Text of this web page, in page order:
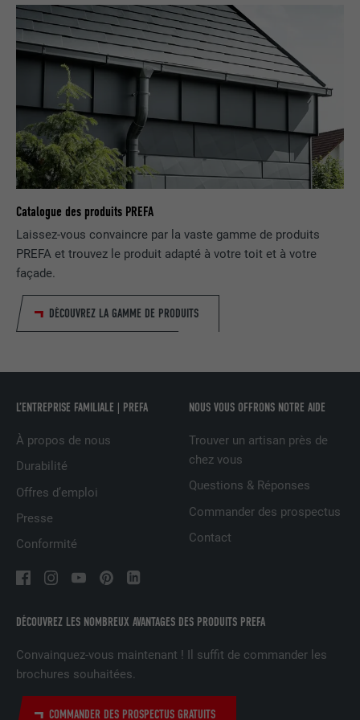
Catalogue des produits PREFA
Laissez-vous convaincre par la vaste gamme de produits
PREFA et trouvez le produit adapté à votre toit et à votre
façade.
DÉCOUVREZ LA GAMME DE PRODUITS
DÉCOUVREZ LES NOMBREUX AVANTAGES DES PRODUITS PREFA
Convainquez-vous maintenant ! Il suffit de commander les
brochures souhaitées.
COMMANDER DES PROSPECTUS GRATUITS
L’ENTREPRISE FAMILIALE | PREFA
À propos de nous
Durabilité
Offres d’emploi
Presse
Conformité
NOUS VOUS OFFRONS NOTRE AIDE
Trouver un artisan près de
chez vous
Questions & Réponses
Commander des prospectus
Contact
site Internet.
_gaexp
FOURNISSEUR Google Optimize
EXPIRATION 90 jours
UTILITÉ
Est placé afin de tester si le navigateur
autorise l'utilisation de cookies. Ne
contient aucun élément d'identification.
EXPIRATION Session
UTILITÉ
Enregistre la langue choisie par
l'utilisateur pour un site Internet.
NOM lang
FOURNISSEUR LinkedIn
UTILITÉ
Utilisé par LinkedIn lorsqu'un site
Internet contient une fenêtre « Suivez-
NOM bcookie
UTILITÉ
LinkedIn pour suivre l'utilisation de
services intégrés.
NOM
Utilisé par le service de réseau social
services intégrés